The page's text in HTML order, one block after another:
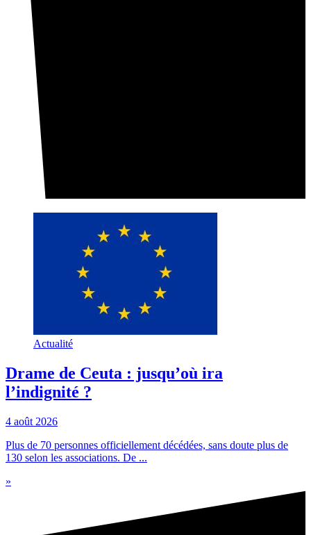
Actualité
Drame de Ceuta : jusqu’où ira
l’indignité ?
4 août 2026
Plus de 70 personnes officiellement décédées, sans doute plus de
130 selon les associations. De ...
»